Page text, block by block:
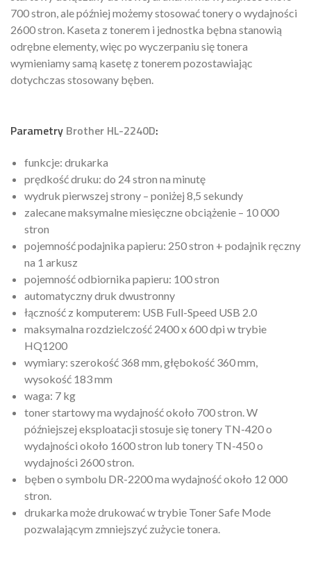
700 stron, ale później możemy stosować tonery o wydajności
2600 stron. Kaseta z tonerem i jednostka bębna stanowią
odrębne elementy, więc po wyczerpaniu się tonera
wymieniamy samą kasetę z tonerem pozostawiając
dotychczas stosowany bęben.
Parametry Brother HL-2240D:
funkcje: drukarka
prędkość druku: do 24 stron na minutę
wydruk pierwszej strony – poniżej 8,5 sekundy
zalecane maksymalne miesięczne obciążenie – 10 000
stron
pojemność podajnika papieru: 250 stron + podajnik ręczny
na 1 arkusz
pojemność odbiornika papieru: 100 stron
automatyczny druk dwustronny
łączność z komputerem: USB Full-Speed USB 2.0
maksymalna rozdzielczość 2400 x 600 dpi w trybie
HQ1200
wymiary: szerokość 368 mm, głębokość 360 mm,
wysokość 183 mm
waga: 7 kg
toner startowy ma wydajność około 700 stron. W
późniejszej eksploatacji stosuje się tonery TN-420 o
wydajności około 1600 stron lub tonery TN-450 o
wydajności 2600 stron.
bęben o symbolu DR-2200 ma wydajność około 12 000
stron.
drukarka może drukować w trybie Toner Safe Mode
pozwalającym zmniejszyć zużycie tonera.